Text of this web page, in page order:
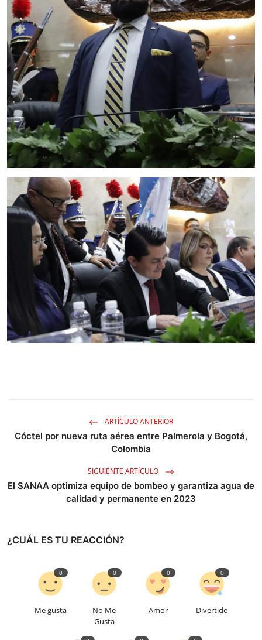
ARTÍCULO ANTERIOR
Cóctel por nueva ruta aérea entre Palmerola y Bogotá,
Colombia
SIGUIENTE ARTÍCULO
El SANAA optimiza equipo de bombeo y garantiza agua de
calidad y permanente en 2023
¿CUÁL ES TU REACCIÓN?
Me gusta
0
No Me
Gusta
0
Amor
0
Divertido
0